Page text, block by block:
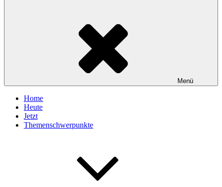
Menü
Home
Heute
Jetzt
Themenschwerpunkte